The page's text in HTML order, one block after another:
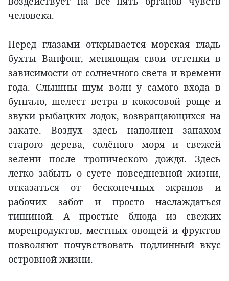
человека.
Перед глазами открывается морская гладь
бухты Ванфонг, меняющая свои оттенки в
зависимости от солнечного света и времени
года. Слышны шум волн у самого входа в
бунгало, шелест ветра в кокосовой роще и
звуки рыбацких лодок, возвращающихся на
закате. Воздух здесь наполнен запахом
старого дерева, солёного моря и свежей
зелени после тропического дождя. Здесь
легко забыть о суете повседневной жизни,
отказаться от бесконечных экранов и
рабочих забот и просто наслаждаться
тишиной. А простые блюда из свежих
морепродуктов, местных овощей и фруктов
позволяют почувствовать подлинный вкус
островной жизни.